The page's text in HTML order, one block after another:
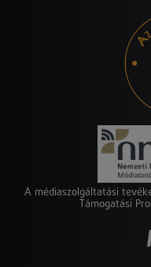
A médiaszolgáltatási
Támogatási